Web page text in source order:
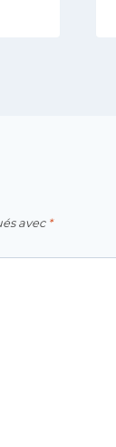
avec *